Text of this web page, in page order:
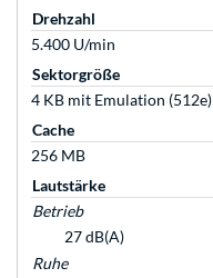
Drehzahl
5.400 U/min
Sektorgröße
4 KB mit Emulation (512e)
Cache
256 MB
Lautstärke
Betrieb
27 dB(A)
Ruhe